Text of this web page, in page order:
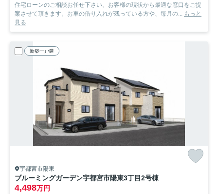
住宅ローンのご相談お任せ下さい。お客様の現状から最適な窓口をご提
案させて頂きます。お車の借り入れが残っている方や、毎月の... もっと
見る
新築一戸建
宇都宮市陽東
ブルーミングガーデン宇都宮市陽東3丁目2号棟
4,498万円